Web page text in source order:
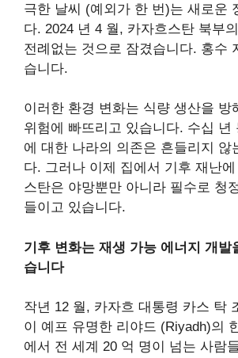
극한 날씨 (예외가 한 번)는 새로운
다. 2024 년 4 월, 카자흐스탄 북부
전례없는 것으로 잠겼습니다. 홍수
습니다.
이러한 환경 변화는 식량 생산을 방
위험에 빠뜨리고 있습니다. 수십 년
에 대한 나라의 의존은 흔들리지 않
다. 그러나 이제 집에서 기후 재난
스탄은 야망뿐만 아니라 필수로 청
들이고 있습니다.
기후 변화는 재생 가능 에너지 개발
습니다
작년 12 월, 카자흐 대통령 카스 탁
이 예프 유명한 리야드 (Riyadh)의
에서 전 세계 20 억 명이 넘는 사람